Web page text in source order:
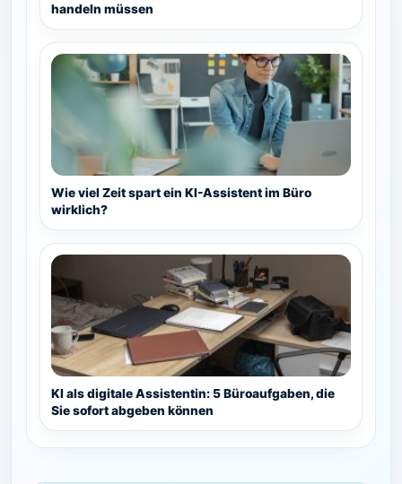
handeln müssen
Wie viel Zeit spart ein KI-Assistent im Büro
wirklich?
KI als digitale Assistentin: 5 Büroaufgaben, die
Sie sofort abgeben können